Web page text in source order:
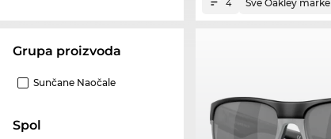
Grupa proizvoda
Sunčane Naočale
Spol
4 Sve Oakley marke